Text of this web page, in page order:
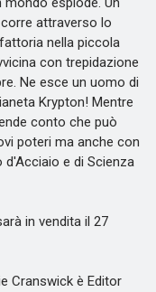
attraverso lo
nella piccola
con trepidazione
Ne esce un uomo di
Krypton! Mentre
conto che può
poteri ma anche con
e di Scienza
in vendita il 27
Cranswick è Editor